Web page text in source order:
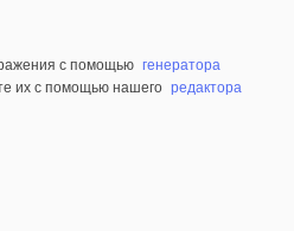
с помощью генератора
их с помощью нашего редактора